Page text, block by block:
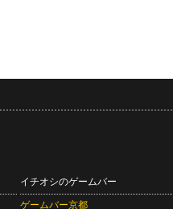
イチオシのゲームバー
ゲームバー京都